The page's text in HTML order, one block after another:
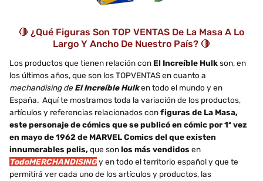
🔴 ¿Qué Figuras Son TOP VENTAS De La Masa A Lo
Largo Y Ancho De Nuestro País? 🔴
Los productos que tienen relación con El Increíble Hulkson, en
los últimos años, que son los TOPVENTAS en cuanto a
mechandising de El Increíble Hulken todo el mundo y en
España. Aquí te mostramos toda la variación de los productos,
artículos y referencias relacionados configuras de La Masa,
este personaje de cómics que se publicó en cómic por 1ª vez
en mayo de 1962 de MARVEL Comics del que existen
innumerables pelis, que sonlos más vendidos en
TodoMERCHANDISINGy en todo el territorio español y que te
permitirá ver cada uno de los artículos y productos, las